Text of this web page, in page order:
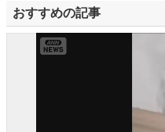
おすすめの記事